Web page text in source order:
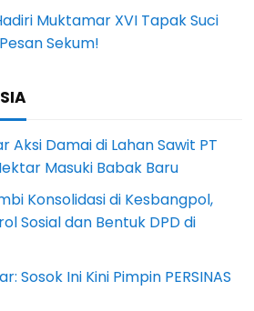
Muktamar XVI Tapak Suci
Sekum!
Aksi Damai di Lahan Sawit PT
Masuki Babak Baru
Konsolidasi di Kesbangpol,
Sosial dan Bentuk DPD di
Sosok Ini Kini Pimpin PERSINAS